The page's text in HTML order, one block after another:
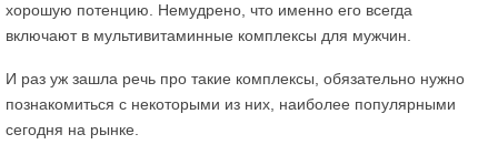
хорошую потенцию. Немудрено, что именно его всегда
включают в мультивитаминные комплексы для мужчин.
И раз уж зашла речь про такие комплексы, обязательно нужно
познакомиться с некоторыми из них, наиболее популярными
сегодня на рынке.